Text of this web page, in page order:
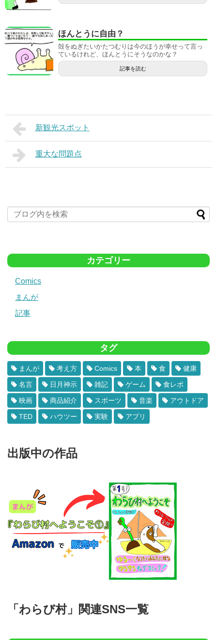
ほんとうに自由？
殻をぬぎたいかたつむりは今のほうが幸せって言っ
ているけれど、ほんとうにそうなのかな？
記事を読む
新観光スポット
重大な問題点
カテゴリー
Comics
まんが
記事
タグ
まんが 考え方 Comics 本 食 健康
名言 日月神示 雑記 ゲーム 食レポ
映画 商品紹介 スポーツ 音楽 アウトドア
TED ハウツー 実験 アプリ
出版中の作品
「わらび村」関連SNS一覧